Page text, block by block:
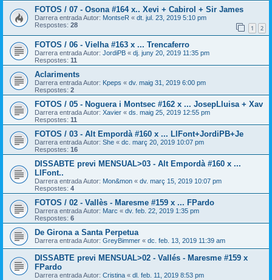
FOTOS / 07 - Osona #164 x.. Xevi + Cabirol + Sir James
Darrera entrada Autor: MontseR « dt. jul. 23, 2019 5:10 pm
Respostes: 28 1 2
FOTOS / 06 - Vielha #163 x ... Trencaferro
Darrera entrada Autor: JordiPB « dj. juny 20, 2019 11:35 pm
Respostes: 11
Aclariments
Darrera entrada Autor: Kpeps « dv. maig 31, 2019 6:00 pm
Respostes: 2
FOTOS / 05 - Noguera i Montsec #162 x ... JosepLluisa + Xav
Darrera entrada Autor: Xavier « ds. maig 25, 2019 12:55 pm
Respostes: 11
FOTOS / 03 - Alt Empordà #160 x ... LlFont+JordiPB+Je
Darrera entrada Autor: She « dc. març 20, 2019 10:07 pm
Respostes: 16
DISSABTE previ MENSUAL>03 - Alt Empordà #160 x ...
LlFont..
Darrera entrada Autor: Mon&mon « dv. març 15, 2019 10:07 pm
Respostes: 4
FOTOS / 02 - Vallès - Maresme #159 x ... FPardo
Darrera entrada Autor: Marc « dv. feb. 22, 2019 1:35 pm
Respostes: 6
De Girona a Santa Perpetua
Darrera entrada Autor: GreyBimmer « dc. feb. 13, 2019 11:39 am
DISSABTE previ MENSUAL>02 - Vallés - Maresme #159 x
FPardo
Darrera entrada Autor: Cristina « dl. feb. 11, 2019 8:53 pm